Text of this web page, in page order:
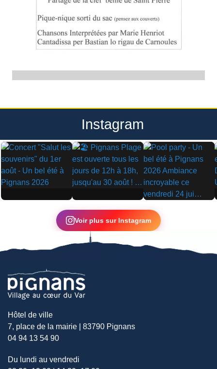
Instagram
▶ ▶
▶
Voir plus sur Instagram
Hôtel de ville
7, place de la mairie | 83790 Pignans
04 94 13 54 90
Du lundi au vendredi